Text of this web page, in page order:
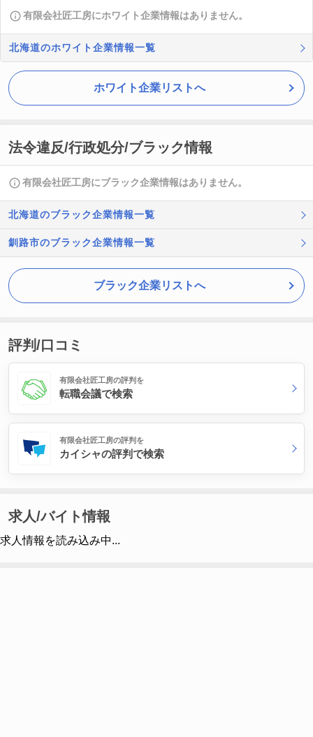
有限会社匠工房にホワイト企業情報はありません。
北海道のホワイト企業情報一覧
ホワイト企業リストへ
法令違反/行政処分/ブラック情報
有限会社匠工房にブラック企業情報はありません。
北海道のブラック企業情報一覧
釧路市のブラック企業情報一覧
ブラック企業リストへ
評判/口コミ
有限会社匠工房の評判を
転職会議で検索
有限会社匠工房の評判を
カイシャの評判で検索
求人/バイト情報
求人情報を読み込み中...